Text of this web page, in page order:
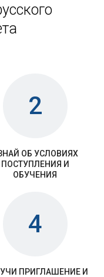
2
ОБ УСЛОВИЯХ
ПОСТУПЛЕНИЯ И
ОБУЧЕНИЯ
4
ПРИГЛАШЕНИЕ И